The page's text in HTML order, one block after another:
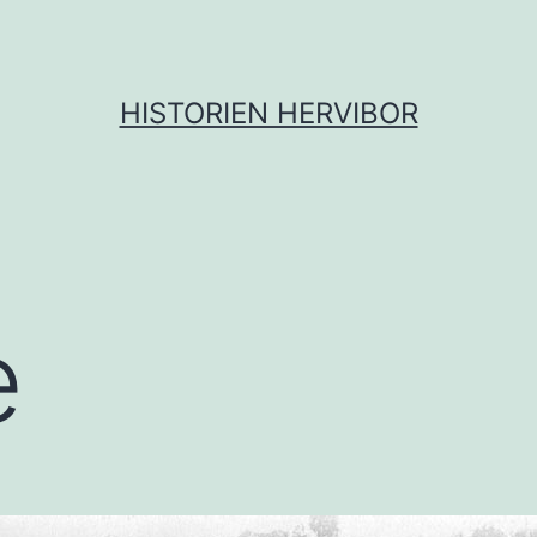
HISTORIEN HERVIBOR